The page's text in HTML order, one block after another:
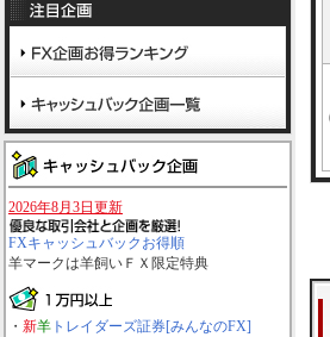
2026年8月3日更新
FXキャッシュバックお得順
羊マークは羊飼いＦＸ限定特典
・ 新羊 トレイダーズ証券[みんなのFX]